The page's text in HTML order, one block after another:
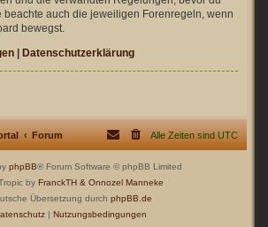
beachte auch die jeweiligen Forenregeln, wenn
bewegst.
| Datenschutzerklärung
Forum Alle Zeiten sind UTC
phpBB® Forum Software © phpBB Limited
by FranckTH & Onnozel Manneke
Übersetzung durch phpBB.de
| Nutzungsbedingungen